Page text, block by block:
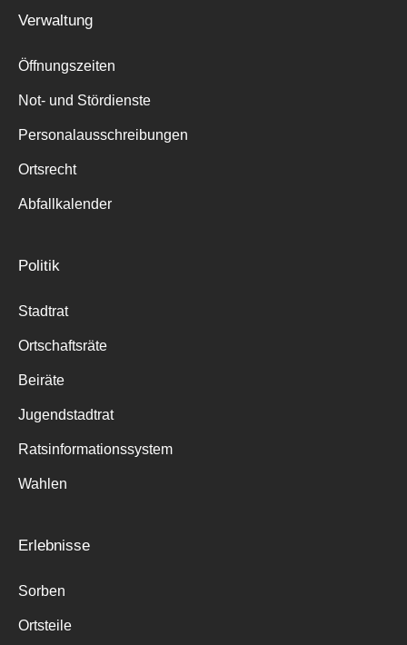
SucheVerwaltung
Öffnungszeiten
Not- und Stördienste
Personalausschreibungen
Ortsrecht
Abfallkalender
Politik
Stadtrat
Ortschaftsräte
Beiräte
Jugendstadtrat
Ratsinformationssystem
Wahlen
Erlebnisse
Sorben
Ortsteile